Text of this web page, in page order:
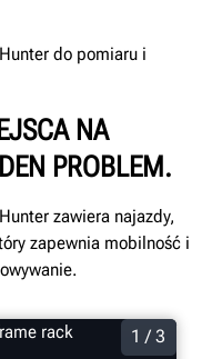
NA
PROBLEM.
zawiera najazdy,
zapewnia mobilność i
1 / 3